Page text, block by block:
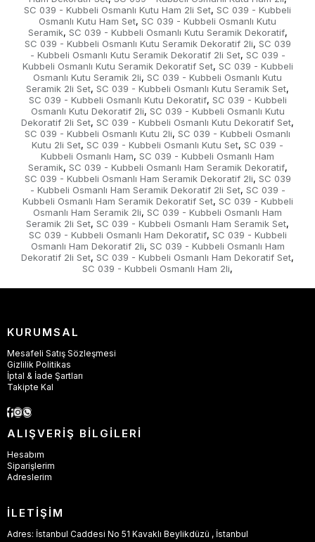
SC 039 - Kubbeli Osmanlı Kutu Ham 2li Set, SC 039 - Kubbeli
Osmanlı Kutu Ham Set, SC 039 - Kubbeli Osmanlı Kutu
Seramik, SC 039 - Kubbeli Osmanlı Kutu Seramik Dekoratif,
SC 039 - Kubbeli Osmanlı Kutu Seramik Dekoratif 2li, SC 039
- Kubbeli Osmanlı Kutu Seramik Dekoratif 2li Set, SC 039 -
Kubbeli Osmanlı Kutu Seramik Dekoratif Set, SC 039 - Kubbeli
Osmanlı Kutu Seramik 2li, SC 039 - Kubbeli Osmanlı Kutu
Seramik 2li Set, SC 039 - Kubbeli Osmanlı Kutu Seramik Set,
SC 039 - Kubbeli Osmanlı Kutu Dekoratif, SC 039 - Kubbeli
Osmanlı Kutu Dekoratif 2li, SC 039 - Kubbeli Osmanlı Kutu
Dekoratif 2li Set, SC 039 - Kubbeli Osmanlı Kutu Dekoratif Set,
SC 039 - Kubbeli Osmanlı Kutu 2li, SC 039 - Kubbeli Osmanlı
Kutu 2li Set, SC 039 - Kubbeli Osmanlı Kutu Set, SC 039 -
Kubbeli Osmanlı Ham, SC 039 - Kubbeli Osmanlı Ham
Seramik, SC 039 - Kubbeli Osmanlı Ham Seramik Dekoratif,
SC 039 - Kubbeli Osmanlı Ham Seramik Dekoratif 2li, SC 039
- Kubbeli Osmanlı Ham Seramik Dekoratif 2li Set, SC 039 -
Kubbeli Osmanlı Ham Seramik Dekoratif Set, SC 039 - Kubbeli
Osmanlı Ham Seramik 2li, SC 039 - Kubbeli Osmanlı Ham
Seramik 2li Set, SC 039 - Kubbeli Osmanlı Ham Seramik Set,
SC 039 - Kubbeli Osmanlı Ham Dekoratif, SC 039 - Kubbeli
Osmanlı Ham Dekoratif 2li, SC 039 - Kubbeli Osmanlı Ham
Dekoratif 2li Set, SC 039 - Kubbeli Osmanlı Ham Dekoratif Set,
SC 039 - Kubbeli Osmanlı Ham 2li,
KURUMSAL
Mesafeli Satış Sözleşmesi
Gizlilik Politikas
İptal & İade Şartları
Takipte Kal
ALIŞVERİŞ BİLGİLERİ
Hesabım
Siparişlerim
Adreslerim
İLETİŞİM
Adres: İstanbul Caddesi No 51 Kavaklı Beylikdüzü , İstanbul